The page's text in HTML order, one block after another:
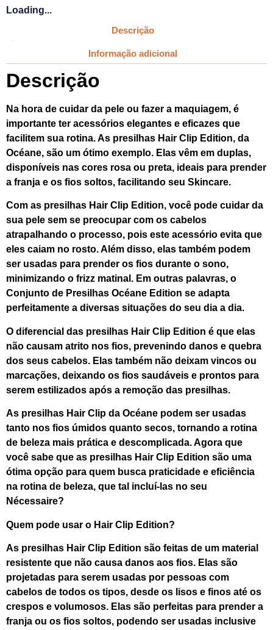
Loading...
Descrição
Informação adicional
Descrição
Na hora de cuidar da pele ou fazer a maquiagem, é
importante ter acessórios elegantes e eficazes que
facilitem sua rotina. As presilhas Hair Clip Edition, da
Océane, são um ótimo exemplo. Elas vêm em duplas,
disponíveis nas cores rosa ou preta, ideais para prender
a franja e os fios soltos, facilitando seu Skincare.
Com as presilhas Hair Clip Edition, você pode cuidar da
sua pele sem se preocupar com os cabelos
atrapalhando o processo, pois este acessório evita que
eles caiam no rosto. Além disso, elas também podem
ser usadas para prender os fios durante o sono,
minimizando o frizz matinal. Em outras palavras, o
Conjunto de Presilhas Océane Edition se adapta
perfeitamente a diversas situações do seu dia a dia.
O diferencial das presilhas Hair Clip Edition é que elas
não causam atrito nos fios, prevenindo danos e quebra
dos seus cabelos. Elas também não deixam vincos ou
marcações, deixando os fios saudáveis e prontos para
serem estilizados após a remoção das presilhas.
As presilhas Hair Clip da Océane podem ser usadas
tanto nos fios úmidos quanto secos, tornando a rotina
de beleza mais prática e descomplicada. Agora que
você sabe que as presilhas Hair Clip Edition são uma
ótima opção para quem busca praticidade e eficiência
na rotina de beleza, que tal incluí-las no seu
Nécessaire?
Quem pode usar o Hair Clip Edition?
As presilhas Hair Clip Edition são feitas de um material
resistente que não causa danos aos fios. Elas são
projetadas para serem usadas por pessoas com
cabelos de todos os tipos, desde os lisos e finos até os
crespos e volumosos. Elas são perfeitas para prender a
franja ou os fios soltos, podendo ser usadas inclusive